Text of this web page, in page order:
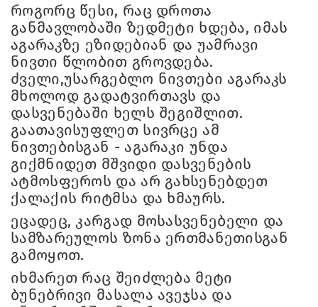
როგორც წესი, რაც დროთა
განმავლობაში ზედმეტი ხდება, იმას
აგარაკზე ეზიდებიან და უამრავი
ნივთი წლობით გროვდება.
ძველი,უსარგებლო ნივთები აგარაკს
მხოლოდ გადატვირთავს და
დასვენებაში ხელს შეგიშლით.
გაათავისუფლეთ სივრცე ამ
ნივთებისგან - აგარაკი უნდა
გიქმნიდეთ მშვიდი დასვენების
ატმოსფეროს და არ გახსენებდეთ
ქალაქის რიტმსა და ხმაურს.
ეცადეც, კარგად მოსასვენებელი და
სამზარეულოს ზონა ერთმანეთისგან
გამოყოთ.
იხმარეთ რაც შეიძლება მეტი
ბუნებრივი მასალა ავეჯსა და